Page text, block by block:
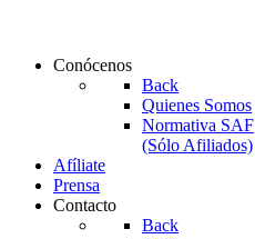
Conócenos
Back
Quienes Somos
Normativa SAF
(Sólo Afiliados)
Afíliate
Prensa
Contacto
Back